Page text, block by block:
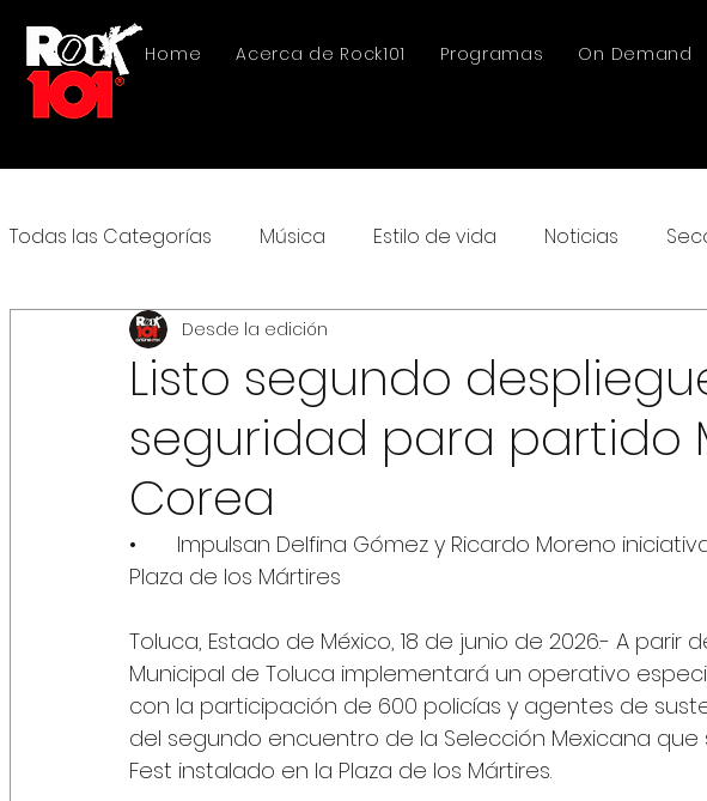
Home Acerca de Rock101 Programas On Demand
Todas las Categorías Música Estilo de vida Noticias
Listo segundo
seguridad para partido
Corea
Desde la edición
•	Impulsan Delfina Gómez y Ricardo Moreno iniciativa "Estadio de México" en la
Plaza de los Mártires
Toluca, Estado de México, 18 de junio de 2026.- A parir
Municipal de Toluca implementará un operativo
con la participación de 600 policías y agentes de
del segundo encuentro de la Selección Mexicana que
Fest instalado en la Plaza de los Mártires.